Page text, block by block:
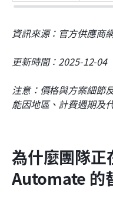
資訊來源：官方供應商
更新時間：2025-12-04
注意：價格與方案細節
能因地區、計費週期及
為什麼團隊
Automate 的